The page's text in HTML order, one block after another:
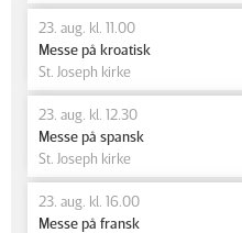
23. aug. kl. 11.00
Messe på kroatisk
St. Joseph kirke
23. aug. kl. 12.30
Messe på spansk
St. Joseph kirke
23. aug. kl. 16.00
Messe på fransk